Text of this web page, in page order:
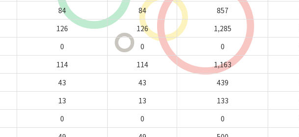
84 84 857
126 126 1,285
0 0 0
114 114 1,163
43 43 439
13 13 133
0 0 0